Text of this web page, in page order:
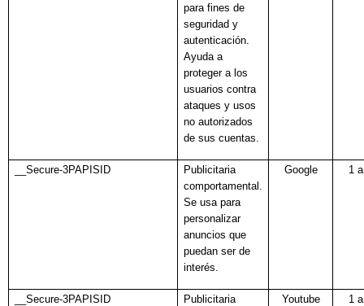
para fines de
seguridad y
autenticación.
Ayuda a
proteger a los
usuarios contra
ataques y usos
no autorizados
de sus cuentas.
__Secure-3PAPISID
Publicitaria
comportamental.
Se usa para
personalizar
anuncios que
puedan ser de
interés.
Google 1
__Secure-3PAPISID
Publicitaria
Youtube 1